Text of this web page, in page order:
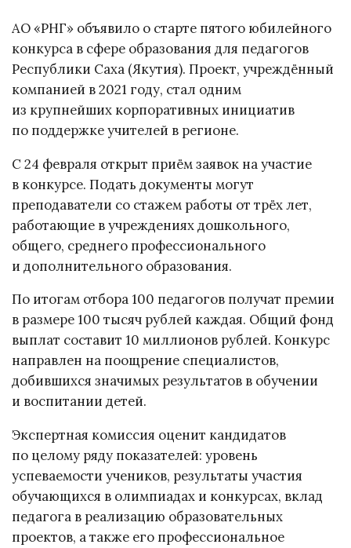
АО «РНГ» объявило о старте пятого юбилейного
конкурса в сфере образования для педагогов
Республики Саха (Якутия). Проект, учреждённый
компанией в 2021 году, стал одним
из крупнейших корпоративных инициатив
по поддержке учителей в регионе.
С 24 февраля открыт приём заявок на участие
в конкурсе. Подать документы могут
преподаватели со стажем работы от трёх лет,
работающие в учреждениях дошкольного,
общего, среднего профессионального
и дополнительного образования.
По итогам отбора 100 педагогов получат премии
в размере 100 тысяч рублей каждая. Общий фонд
выплат составит 10 миллионов рублей. Конкурс
направлен на поощрение специалистов,
добившихся значимых результатов в обучении
и воспитании детей.
Экспертная комиссия оценит кандидатов
по целому ряду показателей: уровень
успеваемости учеников, результаты участия
обучающихся в олимпиадах и конкурсах, вклад
педагога в реализацию образовательных
проектов, а также его профессиональное